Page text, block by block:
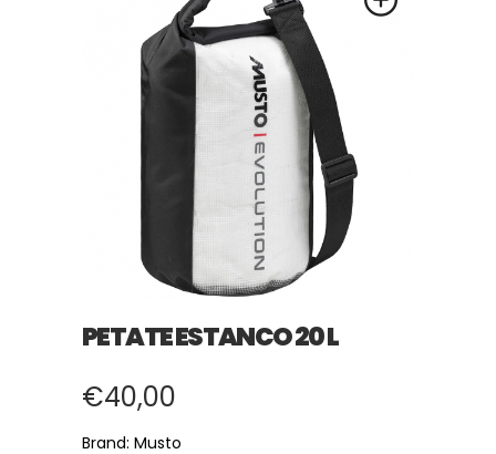
PETATE ESTANCO 20 L
€40,00
Brand: Musto